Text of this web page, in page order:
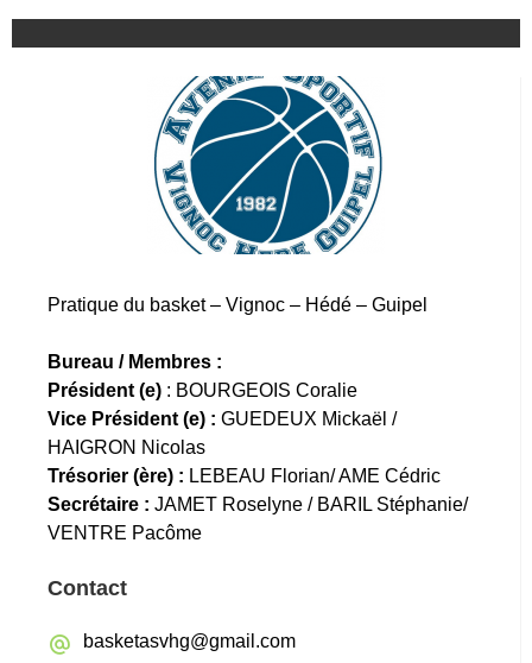
Pratique du basket – Vignoc – Hédé – Guipel
Bureau / Membres :
Président (e) : BOURGEOIS Coralie
Vice Président (e) : GUEDEUX Mickaël /
HAIGRON Nicolas
Trésorier (ère) : LEBEAU Florian/ AME Cédric
Secrétaire : JAMET Roselyne / BARIL Stéphanie/
VENTRE Pacôme
Contact
basketasvhg@gmail.com